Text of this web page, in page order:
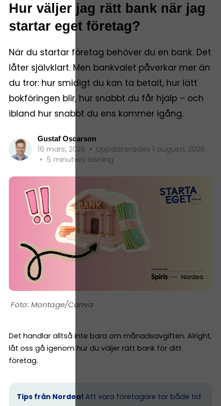
Hur väljer jag rätt bank när jag
startar eget företag?
När du startar företag behöver du en bank. Det
låter självklart. Men bankvalet påverkar mer än
du tror: hur smidigt du kan ta betalt, hur lätt
bokföringen blir, hur snabbt du får hjälp – och
ibland hur snabbt du ens kommer igång.
Gustaf Oscarson
16 mars, 2026 • Uppdaterades 1 augusti, 2026
• 5 minuters läsning
Montage/Canva
Det handlar alltså inte bara om månadsavgiften. Alright,
låt oss gå igenom hur du väljer rätt bank för ditt
företag.
Tips från Nordea! Att vara företagare tar både tid